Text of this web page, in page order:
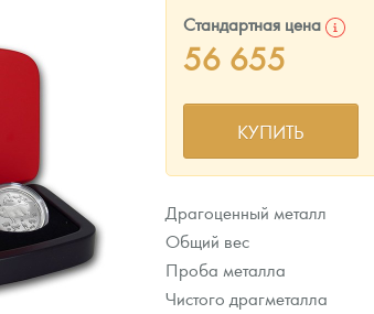
платины на 2026 год
Стандартная цена
56 655
КУПИТЬ
Драгоценный металл
Общий вес
Проба металла
Чистого драгметалла